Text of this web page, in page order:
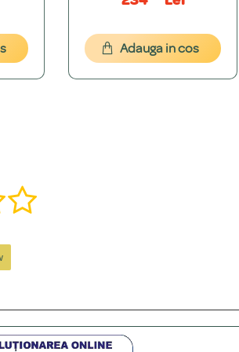
pentru a ne asigura că este exact ce îți
o cutie premium cu felicitare, disponibilă ca
Adauga in cos